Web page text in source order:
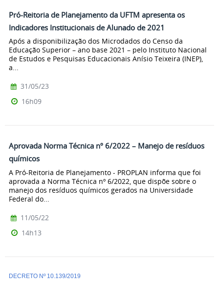
Pró-Reitoria de Planejamento da UFTM apresenta os
Indicadores Institucionais de Alunado de 2021
Após a disponibilização dos Microdados do Censo da
Educação Superior – ano base 2021 – pelo Instituto Nacional
de Estudos e Pesquisas Educacionais Anísio Teixeira (INEP),
a...
31/05/23
16h09
Aprovada Norma Técnica nº 6/2022 – Manejo de resíduos
químicos
A Pró-Reitoria de Planejamento - PROPLAN informa que foi
aprovada a Norma Técnica nº 6/2022, que dispõe sobre o
manejo dos resíduos químicos gerados na Universidade
Federal do...
11/05/22
14h13
DECRETO Nº 10.139/2019